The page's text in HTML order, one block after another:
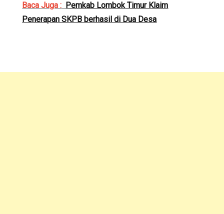
Baca Juga : Pemkab Lombok Timur Klaim
Penerapan SKPB berhasil di Dua Desa